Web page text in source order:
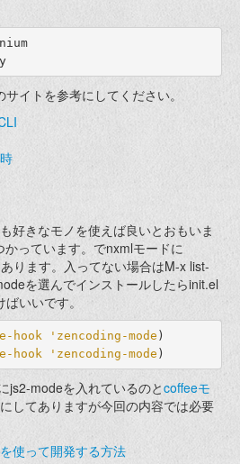
npm install -g alloy
イトを参考にしてください。
好きなモノを使えば良いとおもいま
っています。でnxmlモードに
ります。入ってない場合はM-x list-
を選んでインストールしたらinit.el
いいです。
hook 'zencoding-mode )
hook 'zencoding-mode )
js2-modeを入れているのとcoffeeモ
してありますが今回の内容では必要
使って開発する方法